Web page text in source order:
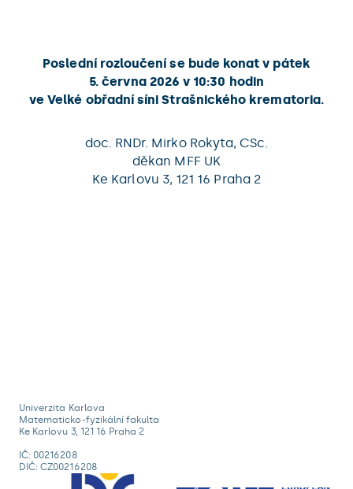
Poslední rozloučení se bude konat v pátek
5. června 2026 v 10:30 hodin
ve Velké obřadní síni Strašnického krematoria.
doc. RNDr. Mirko Rokyta, CSc.
děkan MFF UK
Ke Karlovu 3, 121 16 Praha 2
Univerzita Karlova
Matematicko-fyzikální fakulta
Ke Karlovu 3, 121 16 Praha 2
IČ: 00216208
DIČ: CZ00216208